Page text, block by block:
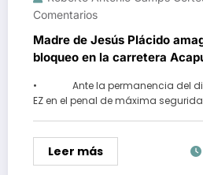
Comentarios
Madre de Jesús Plácido
bloqueo en la carretera
• Ante la permanencia del
EZ en el penal de máxima
Leer más